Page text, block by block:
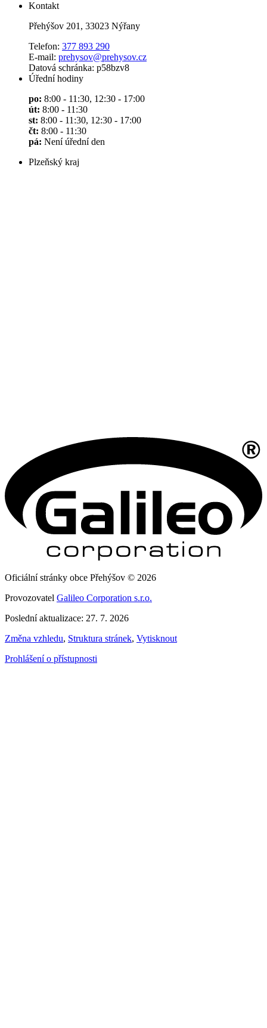
Kontakt
Přehýšov 201, 33023 Nýřany
Telefon: 377 893 290
E-mail: prehysov@prehysov.cz
Datová schránka: p58bzv8
Úřední hodiny
po: 8:00 - 11:30, 12:30 - 17:00
út: 8:00 - 11:30
st: 8:00 - 11:30, 12:30 - 17:00
čt: 8:00 - 11:30
pá: Není úřední den
Plzeňský kraj
Oficiální stránky obce Přehýšov © 2026
Provozovatel Galileo Corporation s.r.o.
Poslední aktualizace: 27. 7. 2026
Změna vzhledu, Struktura stránek, Vytisknout
Prohlášení o přístupnosti